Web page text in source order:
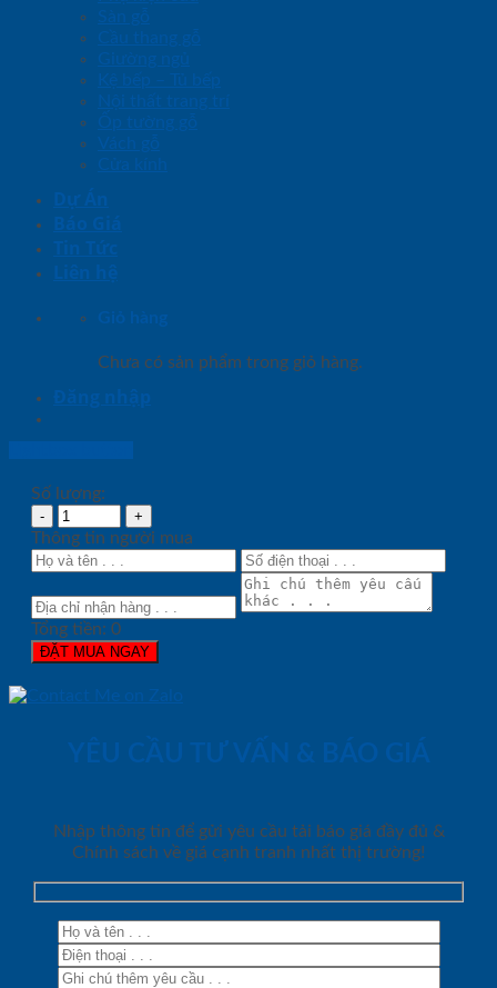
Sàn gỗ
Cầu thang gỗ
Giường ngủ
Kệ bếp – Tủ bếp
Nội thất trang trí
Ốp tường gỗ
Vách gỗ
Cửa kính
Dự Án
Báo Giá
Tin Tức
Liên hệ
Giỏ hàng
Chưa có sản phẩm trong giỏ hàng.
Đăng nhập
Số lượng:
Thông tin người mua
Tổng tiền: 0
ĐẶT MUA NGAY
YÊU CẦU TƯ VẤN & BÁO GIÁ
Nhập thông tin để gửi yêu cầu tải báo giá đầy đủ &
Chính sách về giá cạnh tranh nhất thị trường!